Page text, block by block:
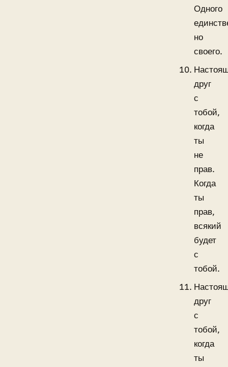
Одного
но
своего.
друг
с
тобой,
когда
ты
не
прав.
Когда
ты
прав,
всякий
будет
с
тобой.
друг
с
тобой,
когда
ты